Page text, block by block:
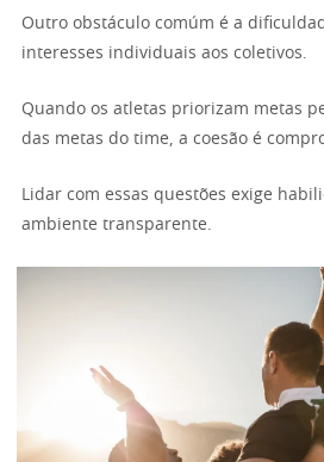
Outro obstáculo comúm é a
interesses individuais aos coletivos.
Quando os atletas priorizam metas
das metas do time, a coesão é
Lidar com essas questões exige
ambiente transparente.